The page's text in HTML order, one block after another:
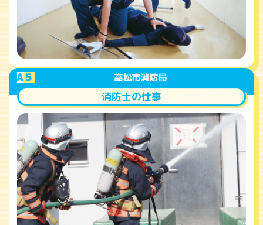
A5 高松市消防局
消防士の仕事